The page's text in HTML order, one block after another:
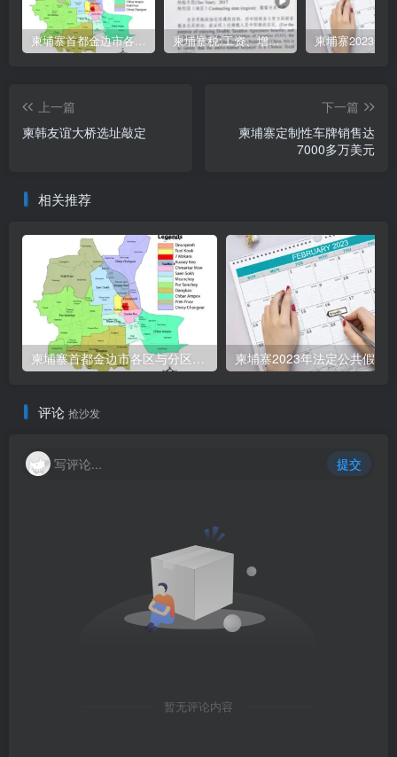
柬埔寨首都金边市各区与分区名称分布 柬埔寨税:工资、增值、预扣、利润、专利、产业、注册税
上一篇
柬韩友谊大桥选址敲定
下一篇
柬埔寨定制性车牌销售达
7000多万美元
相关推荐
柬埔寨首都金边市各区与分区名称分布 柬埔寨2023年法定公共假期
评论 抢沙发
写评论... 提交
暂无评论内容